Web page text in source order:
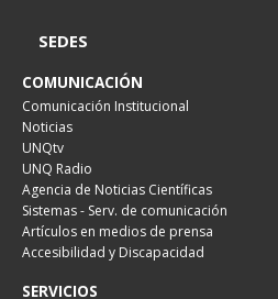
SEDES
COMUNICACIÓN
Comunicación Institucional
Noticias
UNQtv
UNQ Radio
Agencia de Noticias Científicas
Sistemas - Serv. de comunicación
Artículos en medios de prensa
Accesibilidad y Discapacidad
SERVICIOS